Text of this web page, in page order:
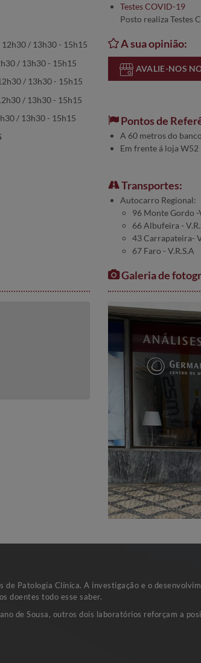
/ 13h30 - 15h15
/ 13h30 - 15h15
/ 13h30 - 15h15
/ 13h30 - 15h15
/ 13h30 - 15h15
Testes COVID-19
Posto realiza Testes
A sua opinião:
AVALIE-NOS
Pontos de
A 60 metros do
Em frente á loja W52
Transportes:
Autocarro Regional:
96 Monte Gordo -
66 Albufeira -
43 Carrapateira-
67 Faro - V.R.S.A
Galeria de
Patologia Clínica. A investigação e o
doentes todo esse saber.
de Sousa, outros dois laboratórios reforçam a